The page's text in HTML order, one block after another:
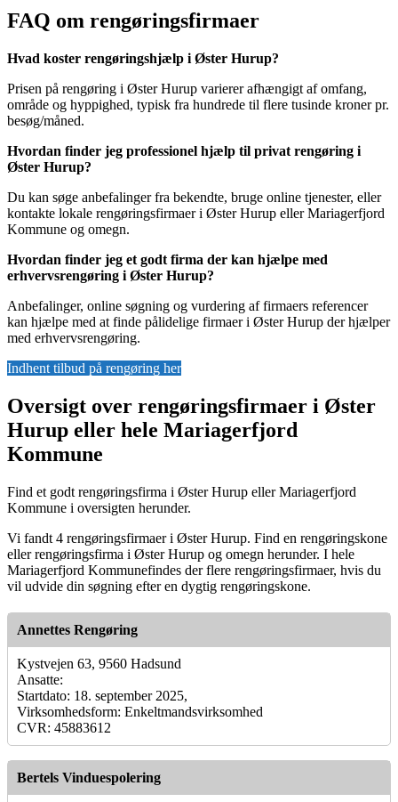
FAQ om rengøringsfirmaer
Hvad koster rengøringshjælp i Øster Hurup?
Prisen på rengøring i Øster Hurup varierer afhængigt af omfang,
område og hyppighed, typisk fra hundrede til flere tusinde kroner pr.
besøg/måned.
Hvordan finder jeg professionel hjælp til privat rengøring i
Øster Hurup?
Du kan søge anbefalinger fra bekendte, bruge online tjenester, eller
kontakte lokale rengøringsfirmaer i Øster Hurup eller Mariagerfjord
Kommune og omegn.
Hvordan finder jeg et godt firma der kan hjælpe med
erhvervsrengøring i Øster Hurup?
Anbefalinger, online søgning og vurdering af firmaers referencer
kan hjælpe med at finde pålidelige firmaer i Øster Hurup der hjælper
med erhvervsrengøring.
Indhent tilbud på rengøring her
Oversigt over rengøringsfirmaer i Øster
Hurup eller hele Mariagerfjord
Kommune
Find et godt rengøringsfirma i Øster Hurup eller Mariagerfjord
Kommune i oversigten herunder.
Vi fandt 4 rengøringsfirmaer i Øster Hurup. Find en rengøringskone
eller rengøringsfirma i Øster Hurup og omegn herunder. I hele
Mariagerfjord Kommunefindes der flere rengøringsfirmaer, hvis du
vil udvide din søgning efter en dygtig rengøringskone.
Annettes Rengøring
Kystvejen 63, 9560 Hadsund
Ansatte:
Startdato: 18. september 2025,
Virksomhedsform: Enkeltmandsvirksomhed
CVR: 45883612
Bertels Vinduespolering